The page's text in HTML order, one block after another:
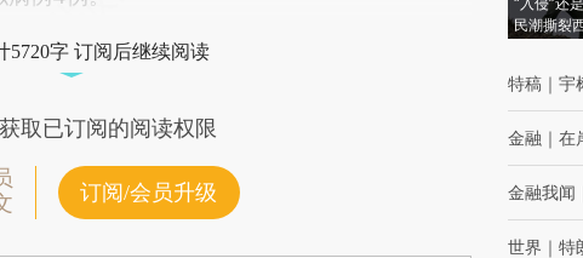
5720字 订阅后继续阅读
取已订阅的阅读权限
订阅/会员升级
民潮撕裂
特稿 ｜ 宇
金融 ｜ 在
金融我闻
世界 ｜ 特